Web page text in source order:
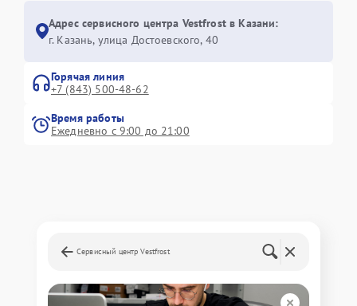
Адрес сервисного центра Vestfrost в Казани:
г. Казань, улица Достоевского, 40
Горячая линия
+7 (843) 500-48-62
Время работы
Ежедневно с 9:00 до 21:00
Сервисный центр Vestfrost